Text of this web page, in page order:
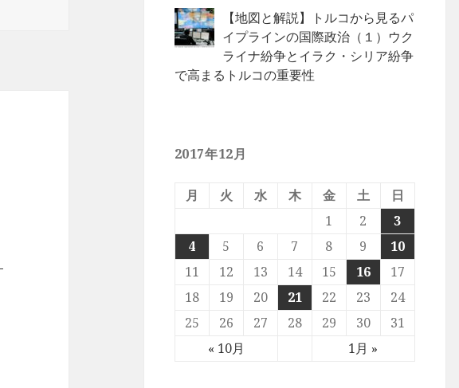
【地図と解説】トルコから見るパ
イプラインの国際政治（１）ウク
ライナ紛争とイラク・シリア紛争
で高まるトルコの重要性
2017年12月
月 火 水 木 金 土 日
« 10月 1月 »
1 2
3
4
5 6 7 8 9
10
11
12 13 14 15 16
17
18
19 20 21 22 23
24
25
26 27 28 29 30 31